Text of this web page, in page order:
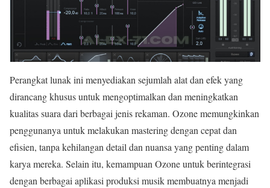
Perangkat lunak ini menyediakan sejumlah alat dan efek yang
dirancang khusus untuk mengoptimalkan dan meningkatkan
kualitas suara dari berbagai jenis rekaman. Ozone memungkinkan
penggunanya untuk melakukan mastering dengan cepat dan
efisien, tanpa kehilangan detail dan nuansa yang penting dalam
karya mereka. Selain itu, kemampuan Ozone untuk berintegrasi
dengan berbagai aplikasi produksi musik membuatnya menjadi